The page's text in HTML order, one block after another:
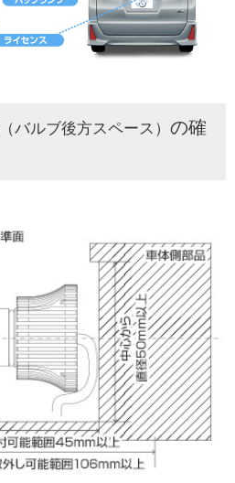
（バルブ後方スペース） の確